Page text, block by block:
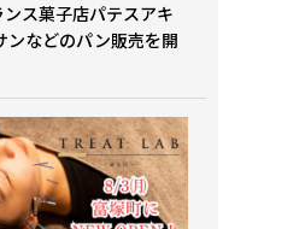
ス菓子店パテスアキ
ンなどのパン販売を開